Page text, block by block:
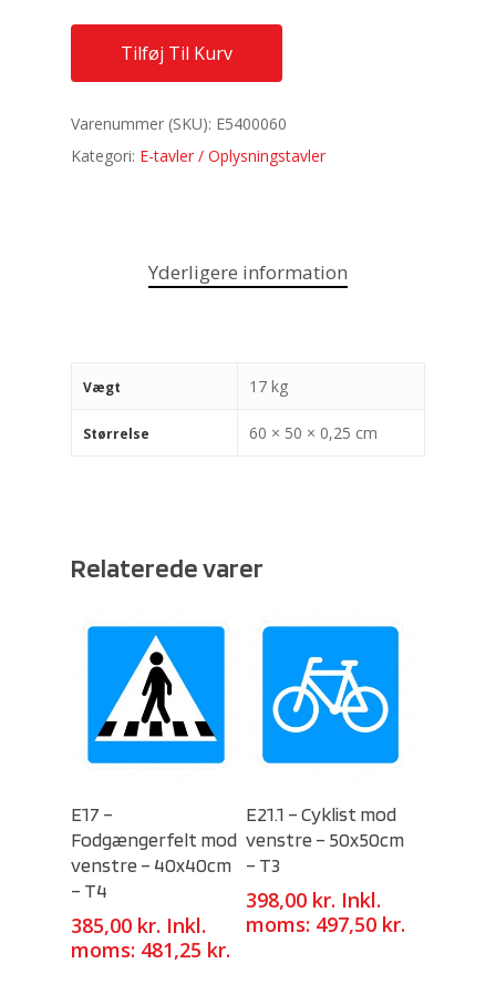
Tilføj Til Kurv
Varenummer (SKU): E5400060
Kategori: E-tavler / Oplysningstavler
Yderligere information
Vægt 17 kg
Størrelse 60 × 50 × 0,25 cm
Relaterede varer
E17 –
Fodgængerfelt mod
venstre – 40x40cm
– T4
385,00 kr. Inkl.
moms: 481,25 kr.
E21.1 – Cyklist mod
venstre – 50x50cm
– T3
398,00 kr. Inkl.
moms: 497,50 kr.